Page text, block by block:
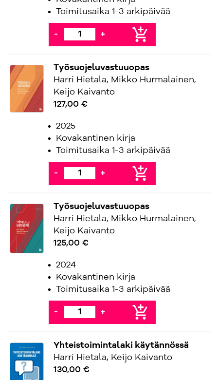
Toimitusaika 1-3 arkipäivää
- + add_shopping_cart
Työsuojeluvastuuopas
Harri Hietala, Mikko Hurmalainen,
Keijo Kaivanto
127,00 €
2025
Kovakantinen kirja
Toimitusaika 1-3 arkipäivää
- + add_shopping_cart
Työsuojeluvastuuopas
Harri Hietala, Mikko Hurmalainen,
Keijo Kaivanto
125,00 €
2024
Kovakantinen kirja
Toimitusaika 1-3 arkipäivää
- + add_shopping_cart
Yhteistoimintalaki käytännössä
Harri Hietala, Keijo Kaivanto
130,00 €